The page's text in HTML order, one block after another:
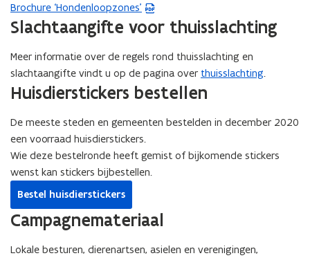
Brochure ‘Hondenloopzones’
(
P
F
b
e
t
a
n
d
p
e
Slachtaangifte voor thuisslachting
Meer informatie over de regels rond thuisslachting en
slachtaangifte vindt u op de pagina over thuisslachting.
Huisdierstickers bestellen
De meeste steden en gemeenten bestelden in december 2020
een voorraad huisdierstickers.
Wie deze bestelronde heeft gemist of bijkomende stickers
wenst kan stickers bijbestellen.
Bestel huisdierstickers
Campagnemateriaal
Lokale besturen, dierenartsen, asielen en verenigingen,